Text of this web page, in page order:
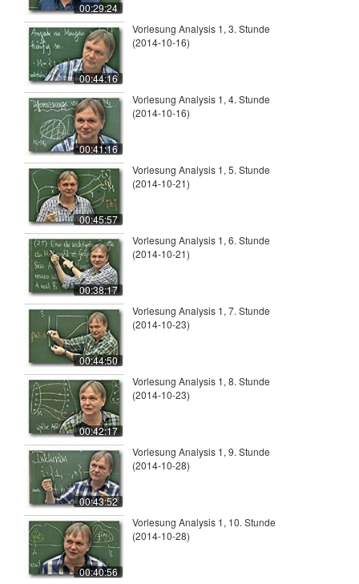
00:29:24
00:44:16
Vorlesung Analysis 1, 3. Stunde
(2014-10-16)
00:41:16
Vorlesung Analysis 1, 4. Stunde
(2014-10-16)
00:45:57
Vorlesung Analysis 1, 5. Stunde
(2014-10-21)
00:38:17
Vorlesung Analysis 1, 6. Stunde
(2014-10-21)
00:44:50
Vorlesung Analysis 1, 7. Stunde
(2014-10-23)
00:42:17
Vorlesung Analysis 1, 8. Stunde
(2014-10-23)
00:43:52
Vorlesung Analysis 1, 9. Stunde
(2014-10-28)
00:40:56
Vorlesung Analysis 1, 10. Stunde
(2014-10-28)